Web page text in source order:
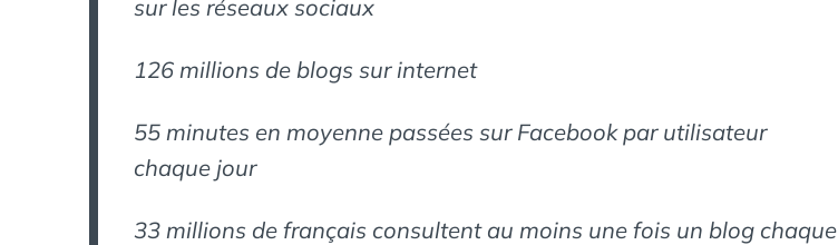
sur les réseaux sociaux
126 millions de blogs sur internet
55 minutes en moyenne passées sur Facebook par utilisateur
chaque jour
33 millions de français consultent au moins une fois un blog chaque